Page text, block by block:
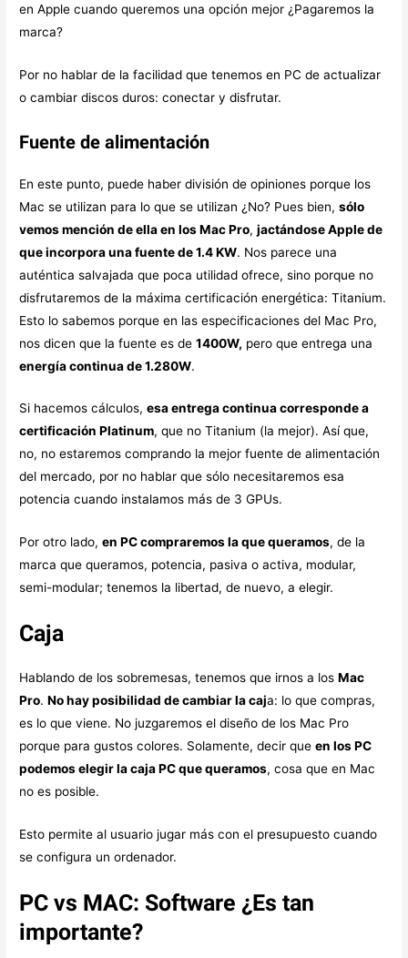
en Apple cuando queremos una opción mejor ¿Pagaremos la
marca?
Por no hablar de la facilidad que tenemos en PC de actualizar
o cambiar discos duros: conectar y disfrutar.
Fuente de alimentación
En este punto, puede haber división de opiniones porque los
Mac se utilizan para lo que se utilizan ¿No? Pues bien,sólo
vemos mención de ella en los Mac Pro,jactándose Apple de
que incorpora una fuente de 1.4 KW. Nos parece una
auténtica salvajada que poca utilidad ofrece, sino porque no
disfrutaremos de la máxima certificación energética: Titanium.
Esto lo sabemos porque en las especificaciones del Mac Pro,
nos dicen que la fuente es de1400W, pero que entrega una
energía continua de 1.280W.
Si hacemos cálculos,esa entrega continua corresponde a
certificación Platinum, que no Titanium (la mejor). Así que,
no, no estaremos comprando la mejor fuente de alimentación
del mercado, por no hablar que sólo necesitaremos esa
potencia cuando instalamos más de 3 GPUs.
Por otro lado,en PC compraremos la que queramos, de la
marca que queramos, potencia, pasiva o activa, modular,
semi-modular; tenemos la libertad, de nuevo, a elegir.
Caja
Hablando de los sobremesas, tenemos que irnos a losMac
Pro.No hay posibilidad de cambiar la caja: lo que compras,
es lo que viene. No juzgaremos el diseño de los Mac Pro
porque para gustos colores. Solamente, decir queen los PC
podemos elegir la caja PC que queramos, cosa que en Mac
no es posible.
Esto permite al usuario jugar más con el presupuesto cuando
se configura un ordenador.
PC vs MAC: Software ¿Es tan
importante?